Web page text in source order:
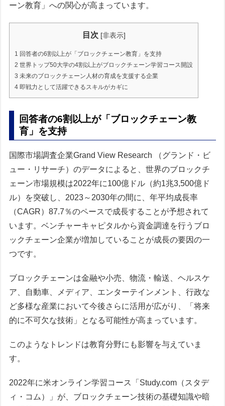
ーン教育」への関心が高まっています。
目次 [非表示]
1 回答者の6割以上が「ブロックチェーン教育」を支持
2 世界トップ50大学の4割以上がブロックチェーン学習コース開設
3 未来のブロックチェーン人材の育成を支援する企業
4 即戦力として活躍できるスキルがカギに
回答者の6割以上が「ブロックチェーン教
育」を支持
国際市場調査企業Grand View Research （グランド・ビ
ュー・リサーチ）のデータによると、世界のブロックチ
ェーン市場規模は2022年に100億ドル（約1兆3,500億ド
ル）を突破し、2023～2030年の間に、年平均成長率
（CAGR）87.7％のペースで成長することが予想されて
います。ベンチャーキャピタルから資金調達を行うブロ
ックチェーン企業が増加していることが成長の要因の一
つです。
ブロックチェーンは金融や小売、物流・輸送、ヘルスケ
ア、自動車、メディア、エンターテインメント、行政な
ど多様な産業において今後さらに活用が広がり、「将来
的に不可欠な技術」となる可能性が高まっています。
このようなトレンドは教育分野にも影響を与えていま
す。
2022年に米オンライン学習コース「Study.com（スタデ
ィ・コム）」が、ブロックチェーン技術の基礎知識や暗